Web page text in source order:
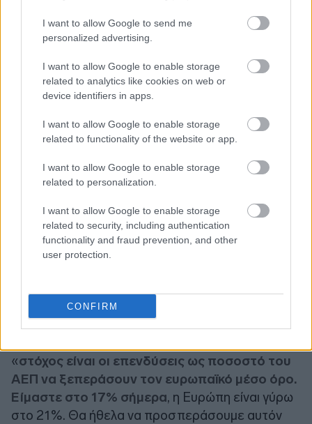
I want to allow Google to send me
personalized advertising.
I want to allow Google to enable storage
related to analytics like cookies on web or
device identifiers in apps.
I want to allow Google to enable storage
related to functionality of the website or app.
I want to allow Google to enable storage
related to personalization.
I want to allow Google to enable storage
related to security, including authentication
functionality and fraud prevention, and other
user protection.
CONFIRM
«στόχος είναι οι επενδύσεις ως ποσοστό του
ΑΕΠ να ξεπεράσουν τον ευρωπαϊκό μέσο όρο.
Είμαστε στο 17% σήμερα, η Ευρώπη είναι γύρω
στο 21%. Θα ήθελα να προσπεράσουμε αυτόν